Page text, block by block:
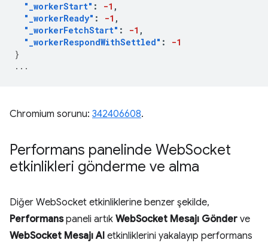
"_workerStart" : -1 ,
"_workerReady" : -1 ,
"_workerFetchStart" : -1 ,
"_workerRespondWithSettled" :
-1
}
...
Chromium sorunu: 342406608.
Performans panelinde WebSocket
etkinlikleri gönderme ve alma
Diğer WebSocket etkinliklerine benzer şekilde,
Performanspaneli artık WebSocket Mesajı Gönder ve
WebSocket Mesajı Al etkinliklerini yakalayıp performans